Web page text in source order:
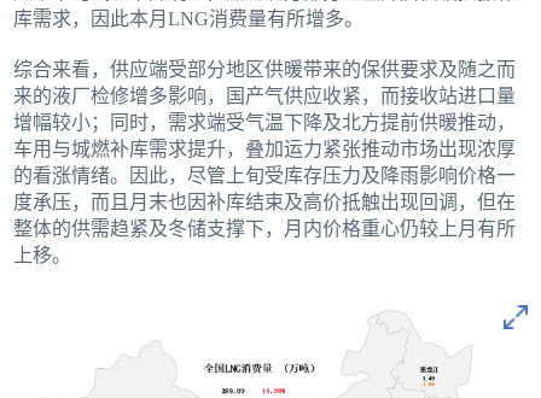
库需求，因此本月LNG消费量有所增多。
综合来看，供应端受部分地区供暖带来的保供要求及随之而
来的液厂检修增多影响，国产气供应收紧，而接收站进口量
增幅较小；同时，需求端受气温下降及北方提前供暖推动，
车用与城燃补库需求提升，叠加运力紧张推动市场出现浓厚
的看涨情绪。因此，尽管上旬受库存压力及降雨影响价格一
度承压，而且月末也因补库结束及高价抵触出现回调，但在
整体的供需趋紧及冬储支撑下，月内价格重心仍较上月有所
上移。